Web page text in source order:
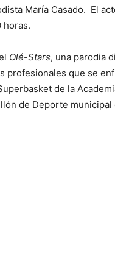
María Casado. El
horas.
Olé-Stars, una parodia
profesionales que se
de la
de Deporte municipal